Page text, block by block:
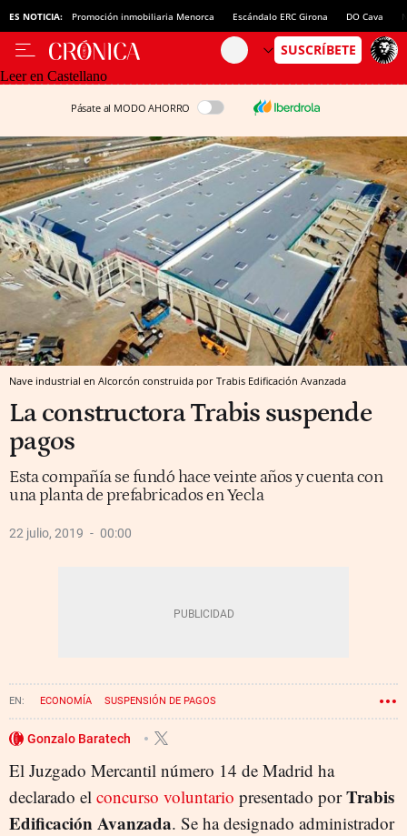
ES NOTICIA: Promoción inmobiliaria Menorca Escándalo ERC Girona DO Cava
Leer en Castellano
Pásate al MODO AHORRO
Nave industrial en Alcorcón construida por Trabis Edificación Avanzada
La constructora Trabis suspende
pagos
Esta compañía se fundó hace veinte años y cuenta con
una planta de prefabricados en Yecla
22 julio, 2019 00:00
ECONOMÍA SUSPENSIÓN DE PAGOS
Gonzalo Baratech
El Juzgado Mercantil número 14 de Madrid ha
declarado el concurso voluntario presentado porTrabis
Edificación Avanzada. Se ha designado administrador